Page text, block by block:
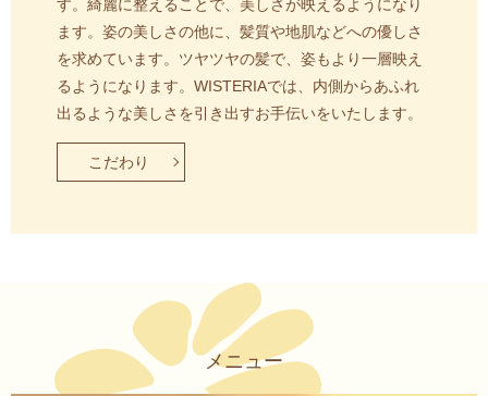
す。 綺麗に整えることで、美しさが映えるようになり
ます。 姿の美しさの他に、髪質や地肌などへの優しさ
を求めています。 ツヤツヤの髪で、姿もより一層映え
るようになります。 WISTERIAでは、内側からあふれ
出るような美しさを引き出すお手伝いをいたします。
こだわり
メニュー